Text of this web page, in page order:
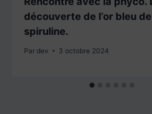
découverte de l’or bleu
spiruline.
Par dev 3 octobre 2024